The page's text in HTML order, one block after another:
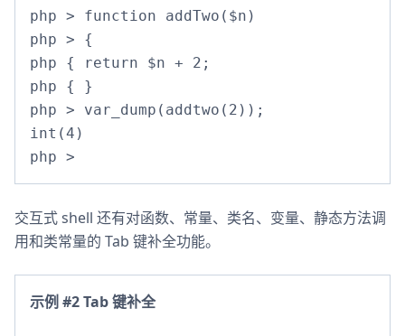
php > function addTwo($n)
php > {
php { return $n + 2;
php { }
php > var_dump(addtwo(2));
int(4)
php >
交互式 shell 还有对函数、常量、类名、变量、静态方法调
用和类常量的 Tab 键补全功能。
示例 #2 Tab 键补全